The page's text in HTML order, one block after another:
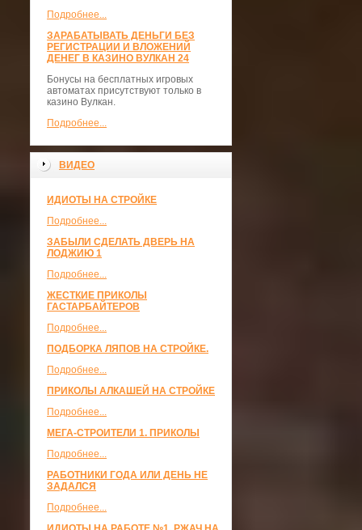
Подробнее...
ЗАРАБАТЫВАТЬ ДЕНЬГИ БЕЗ
РЕГИСТРАЦИИ И ВЛОЖЕНИЙ
ДЕНЕГ В КАЗИНО ВУЛКАН 24
Бонусы на бесплатных игровых
автоматах присутствуют только в
казино Вулкан.
Подробнее...
ВИДЕО
ИДИОТЫ НА СТРОЙКЕ
Подробнее...
ЗАБЫЛИ СДЕЛАТЬ ДВЕРЬ НА
ЛОДЖИЮ 1
Подробнее...
ЖЕСТКИЕ ПРИКОЛЫ
ГАСТАРБАЙТЕРОВ
Подробнее...
ПОДБОРКА ЛЯПОВ НА СТРОЙКЕ.
Подробнее...
ПРИКОЛЫ АЛКАШЕЙ НА СТРОЙКЕ
Подробнее...
МЕГА-СТРОИТЕЛИ 1. ПРИКОЛЫ
Подробнее...
РАБОТНИКИ ГОДА ИЛИ ДЕНЬ НЕ
ЗАДАЛСЯ
Подробнее...